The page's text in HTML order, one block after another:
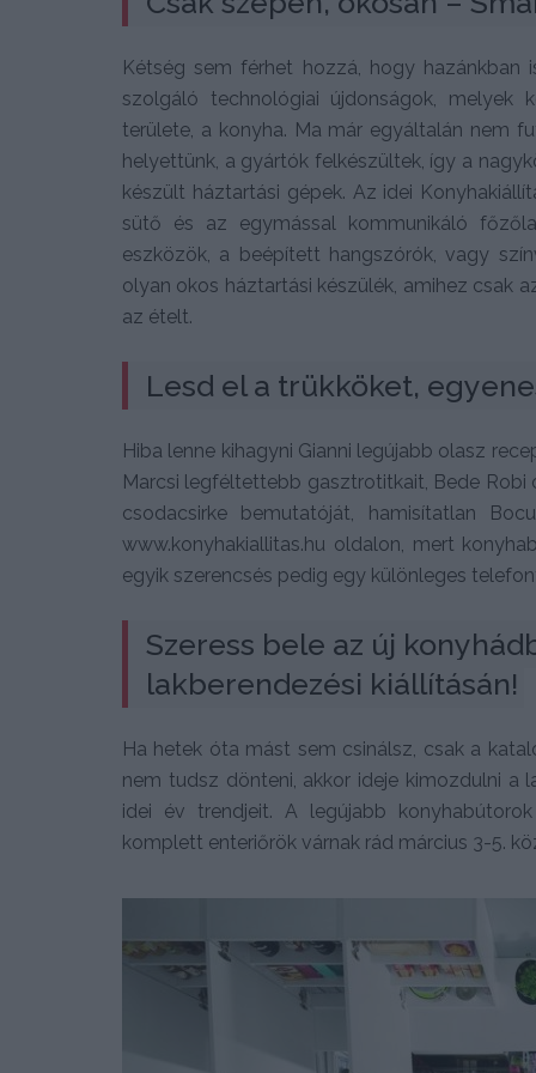
Kétség sem férhet hozzá, hogy
szolgáló technológiai újdonságok,
területe, a konyha. Ma már egyáltalán nem
helyettünk, a gyártók felkészültek, így a
készült háztartási gépek. Az idei
sütő és az egymással kommunikáló
eszközök, a beépített hangszórók, vagy
olyan okos háztartási készülék, amihez csak
az ételt.
Lesd el a trükköket,
Hiba lenne kihagyni Gianni legújabb olasz
Marcsi legféltettebb gasztrotitkait, Bede Robi
csodacsirke bemutatóját, hamisítatlan
www.konyhakiallitas.hu oldalon, mert
egyik szerencsés pedig egy különleges
Szeress bele az új
lakberendezési kiállításán!
Ha hetek óta mást sem csinálsz, csak a
nem tudsz dönteni, akkor ideje kimozdulni a
idei év trendjeit. A legújabb
komplett enteriőrök várnak rád március 3-5.